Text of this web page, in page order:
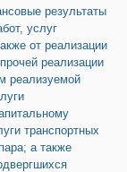
результаты
услуг
от реализации
реализации
реализуемой
транспортных
а также